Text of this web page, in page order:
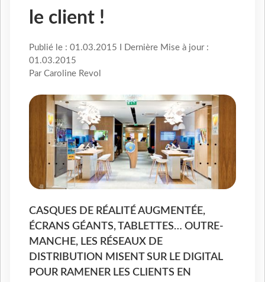
le client !
Publié le : 01.03.2015 I Dernière Mise à jour :
01.03.2015
Par Caroline Revol
CASQUES DE RÉALITÉ AUGMENTÉE,
ÉCRANS GÉANTS, TABLETTES… OUTRE-
MANCHE, LES RÉSEAUX DE
DISTRIBUTION MISENT SUR LE DIGITAL
POUR RAMENER LES CLIENTS EN